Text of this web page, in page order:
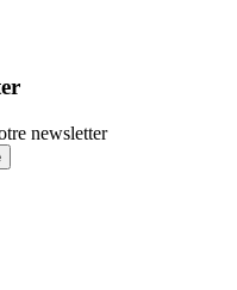
newsletter